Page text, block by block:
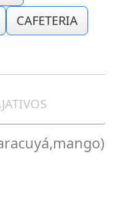
CAFETERIA